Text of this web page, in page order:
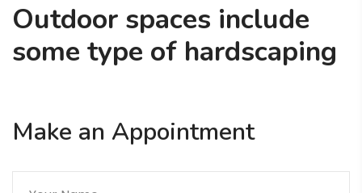
Outdoor spaces include
some type of hardscaping
Make an Appointment